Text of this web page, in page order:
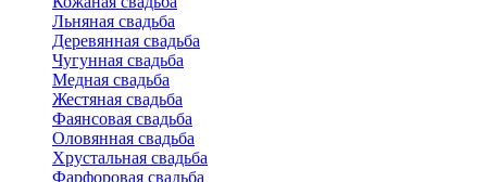
Льняная свадьба
Деревянная свадьба
Чугунная свадьба
Медная свадьба
Жестяная свадьба
Фаянсовая свадьба
Оловянная свадьба
Хрустальная свадьба
Фарфоровая свадьба